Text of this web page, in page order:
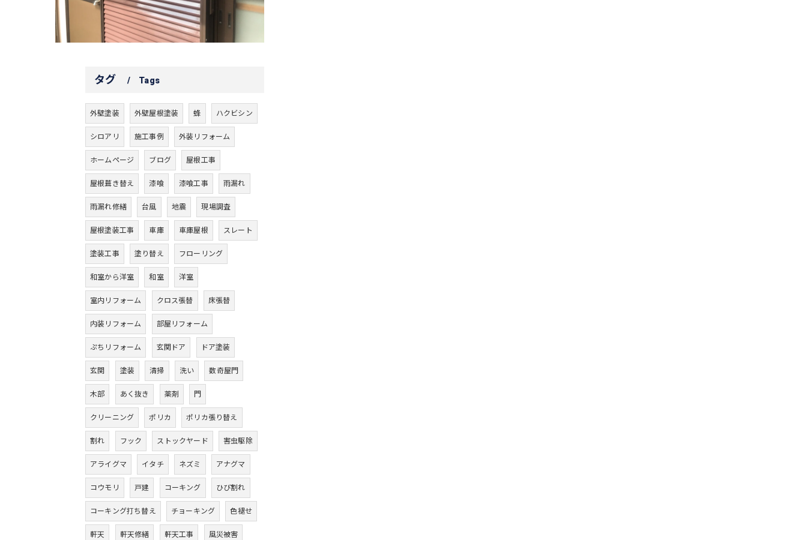
タグ Tags
外壁塗装 外壁屋根塗装 蜂 ハクビシン
シロアリ 施工事例 外装リフォーム
ホームページ ブログ 屋根工事
屋根葺き替え 漆喰 漆喰工事 雨漏れ
雨漏れ修繕 台風 地震 現場調査
屋根塗装工事 車庫 車庫屋根 スレート
塗装工事 塗り替え フローリング
和室から洋室 和室 洋室
室内リフォーム クロス張替 床張替
内装リフォーム 部屋リフォーム
ぷちリフォーム 玄関ドア ドア塗装
玄関 塗装 清掃 洗い 数奇屋門
木部 あく抜き 薬剤 門
クリーニング ポリカ ポリカ張り替え
割れ フック ストックヤード 害虫駆除
アライグマ イタチ ネズミ アナグマ
コウモリ 戸建 コーキング ひび割れ
コーキング打ち替え チョーキング 色褪せ
軒天 軒天修繕 軒天工事 風災被害